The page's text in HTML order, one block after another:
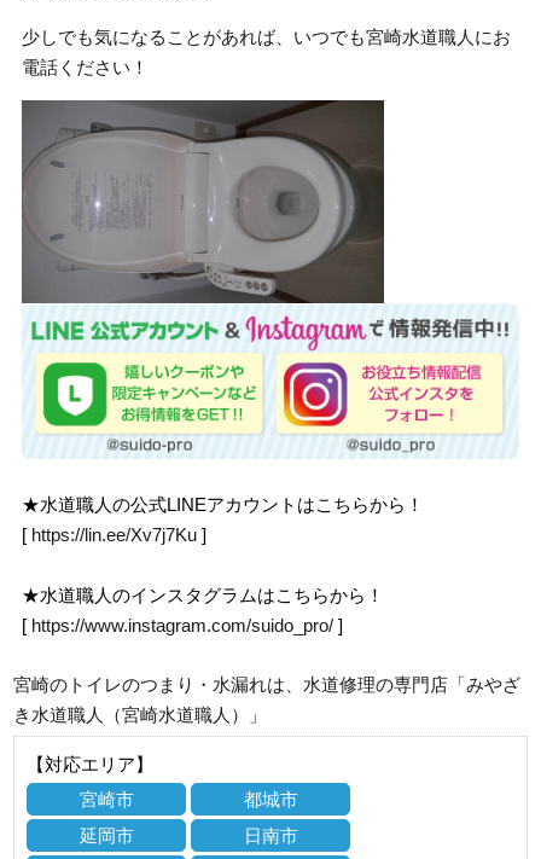
少しでも気になることがあれば、いつでも宮崎水道職人にお
電話ください！
★水道職人の公式LINEアカウントはこちらから！
[ https://lin.ee/Xv7j7Ku ]
★水道職人のインスタグラムはこちらから！
[ https://www.instagram.com/suido_pro/ ]
宮崎のトイレのつまり・水漏れは、水道修理の専門店「みやざ
き水道職人（宮崎水道職人）」
【対応エリア】
宮崎市
都城市
延岡市
日南市